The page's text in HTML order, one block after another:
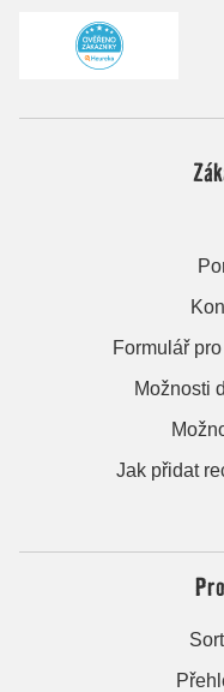
Formulář
Možnosti
Jak přidat